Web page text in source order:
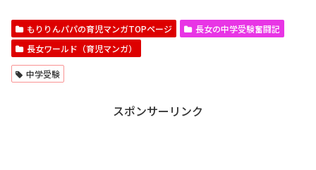
もりりんパパの育児マンガTOPページ
長女の中学受験奮闘記
長女ワールド（育児マンガ）
中学受験
スポンサーリンク